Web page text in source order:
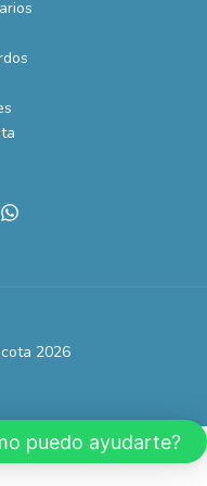
2026
puedo ayudarte?